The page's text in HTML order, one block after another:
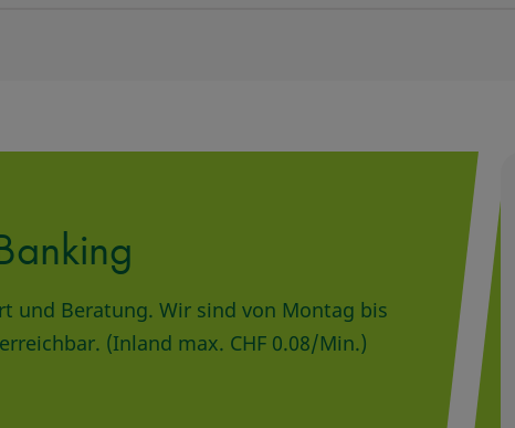
und Beratung. Wir sind von Montag bis
(Inland max. CHF 0.08/Min.)